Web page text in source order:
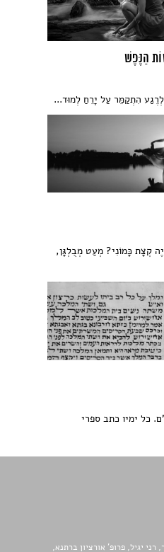
הַנֶּפֶשׁ
הִתְקַמֵּר עַל יָרֵחַ לְמוּד...
קְצָת כָּמוֹנִי? מְעַט מְבֻלְגָּן,
כל ימיו כתב ספרי
יגיל, פרופ' אורציון ברתנא,